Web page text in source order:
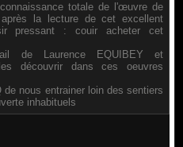
totale de l'œuvre de
la lecture de cet excellent
pressant : couir acheter cet
de Laurence EQUIBEY et
découvrir dans ces oeuvres
nous entrainer loin des sentiers
inhabituels